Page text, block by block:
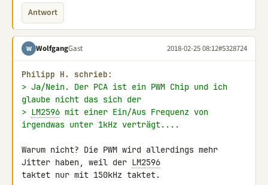
Antwort
W WolfgangGast 2018-02-25 08:12#5328724
Philipp H. schrieb:
> Ja/Nein. Der PCA ist ein PWM Chip und ich
glaube nicht das sich der
> LM2596 mit einer Ein/Aus Frequenz von
irgendwas unter 1kHz verträgt....
Warum nicht? Die PWM wird allerdings mehr
Jitter haben, weil der LM2596
taktet nur mit 150kHz taktet.